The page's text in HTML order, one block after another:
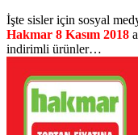
İşte sisler için sosyal
Hakmar 8 Kasım 2018
indirimli ürünler…